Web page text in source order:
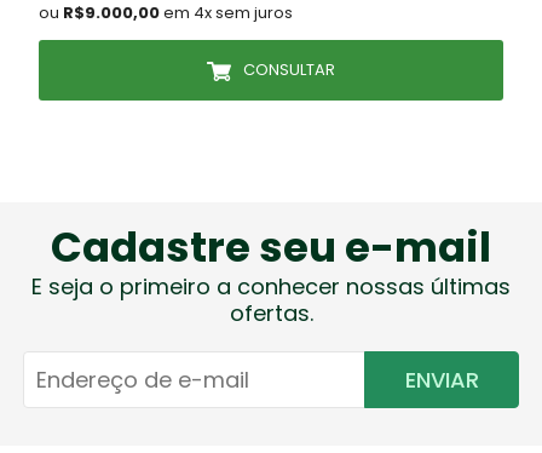
ou R$9.000,00em 4x sem juros
CONSULTAR
Cadastre seu e-mail
E seja o primeiro a conhecer nossas últimas
ofertas.
ENVIAR